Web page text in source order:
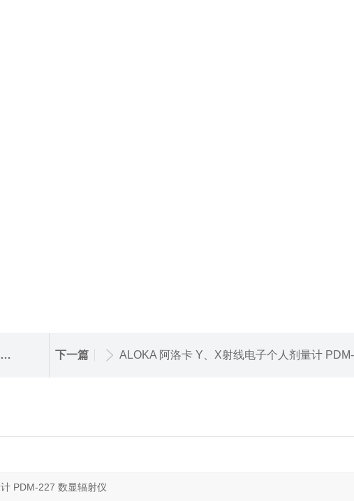
下一篇 ALOKA 阿洛卡 Y、X射线电子个人剂量计 PDM-222 数显辐射剂量仪